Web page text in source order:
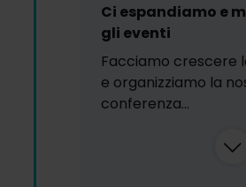
Ci espandiamo e
gli eventi
Facciamo crescere
e organizziamo la
conferenza...